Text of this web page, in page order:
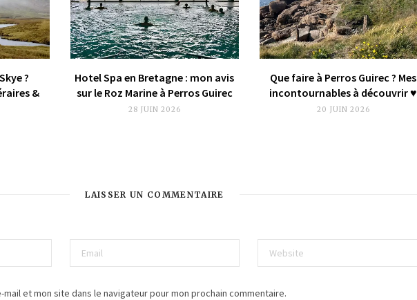
?
&
Hotel Spa en Bretagne : mon avis
sur le Roz Marine à Perros Guirec
28 JUIN 2026
Que faire à Perros Guirec ? Mes
incontournables à découvrir ♥︎
20 JUIN 2026
LAISSER UN COMMENTAIRE
et mon site dans le navigateur pour mon prochain commentaire.